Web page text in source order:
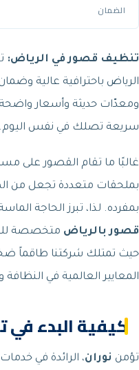
الضمان
تنظيف قصور في الرياض:
الرياض باحترافية عالية
ومعدّات حديثة وأسعار
سريعة تصلك في نفس اليوم.
غالبًا ما تقام القصور على
بملحقات متعددة تجعل
بمفرده. لذا، تبرز الحاجة
قصور بالرياض متخصصة
حيث تمتلك شركتنا طاقماً
المعايير العالمية في النظافة
كيفية البدء في
تؤمن نوران، الرائدة في